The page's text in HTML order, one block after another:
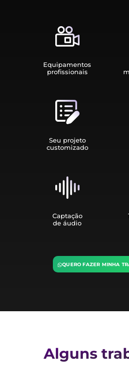
Equipamen­tos
profissionais
Seu projeto
customizado
Captação
de áudio
QUERO FAZER MINHA
Alguns